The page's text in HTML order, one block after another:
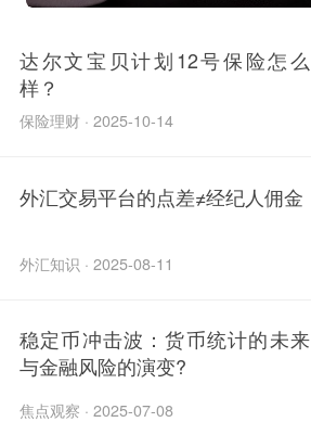
达尔文宝贝计划12号保险怎么
样？
保险理财 · 2025-10-14
外汇交易平台的点差≠经纪人佣金
外汇知识 · 2025-08-11
稳定币冲击波：货币统计的未来
与金融风险的演变?
焦点观察 · 2025-07-08